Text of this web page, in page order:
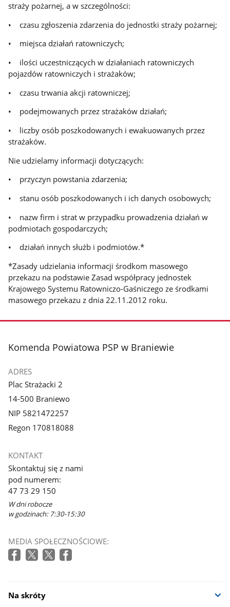
straży pożarnej, a w szczególności:
• czasu zgłoszenia zdarzenia do jednostki straży pożarnej;
• miejsca działań ratowniczych;
• ilości uczestniczących w działaniach ratowniczych
pojazdów ratowniczych i strażaków;
• czasu trwania akcji ratowniczej;
• podejmowanych przez strażaków działań;
• liczby osób poszkodowanych i ewakuowanych przez
strażaków.
Nie udzielamy informacji dotyczących:
• przyczyn powstania zdarzenia;
• stanu osób poszkodowanych i ich danych osobowych;
• nazw firm i strat w przypadku prowadzenia działań w
podmiotach gospodarczych;
• działań innych służb i podmiotów.*
*Zasady udzielania informacji środkom masowego
przekazu na podstawie Zasad współpracy jednostek
Krajowego Systemu Ratowniczo-Gaśniczego ze środkami
masowego przekazu z dnia 22.11.2012 roku.
stopka
Komenda Powiatowa PSP w Braniewie
ADRES
Plac Strażacki 2
14-500 Braniewo
NIP 5821472257
Regon 170818088
KONTAKT
Skontaktuj się z nami
pod numerem:
47 73 29 150
W dni robocze
w godzinach: 7:30-15:30
MEDIA SPOŁECZNOŚCIOWE:
Na skróty